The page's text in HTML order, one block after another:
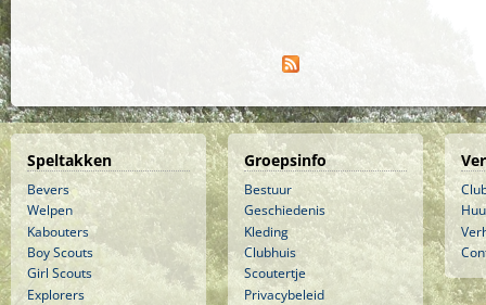
Speltakken
Bevers
Welpen
Kabouters
Boy Scouts
Girl Scouts
Explorers
Groepsinfo
Bestuur
Geschiedenis
Kleding
Clubhuis
Scoutertje
Privacybeleid